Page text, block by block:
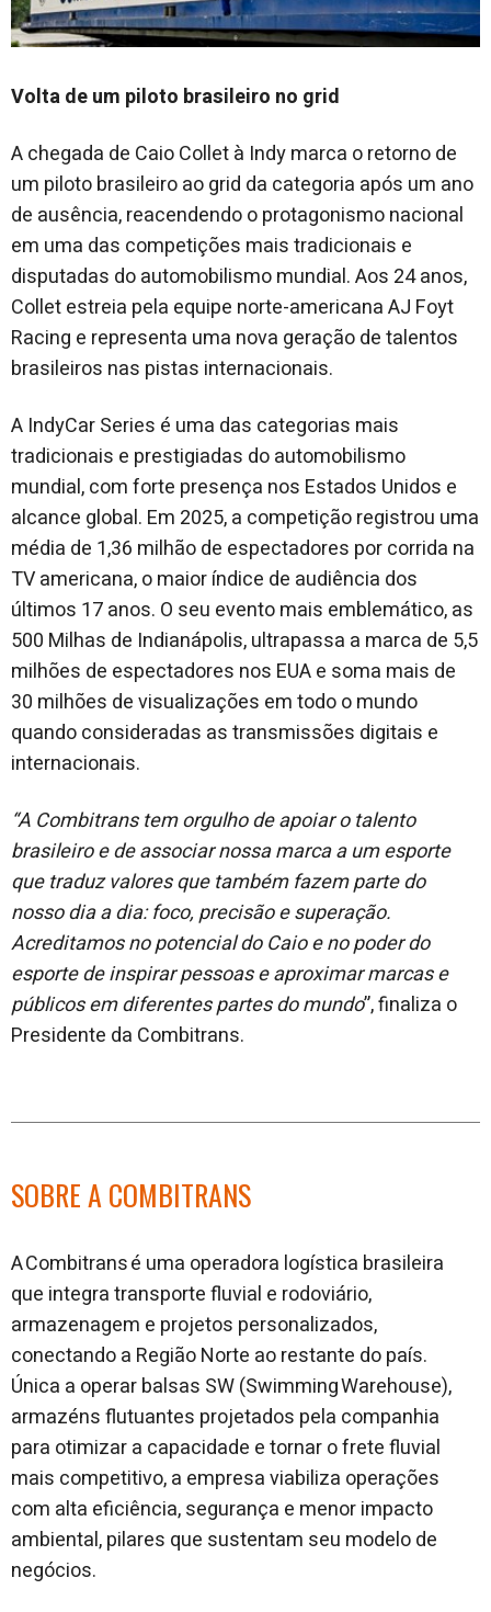
Volta de um piloto brasileiro no grid
A chegada de Caio Collet à Indy marca o retorno de
um piloto brasileiro ao grid da categoria após um ano
de ausência, reacendendo o protagonismo nacional
em uma das competições mais tradicionais e
disputadas do automobilismo mundial. Aos 24 anos,
Collet estreia pela equipe norte-americana AJ Foyt
Racing e representa uma nova geração de talentos
brasileiros nas pistas internacionais.
A IndyCar Series é uma das categorias mais
tradicionais e prestigiadas do automobilismo
mundial, com forte presença nos Estados Unidos e
alcance global. Em 2025, a competição registrou uma
média de 1,36 milhão de espectadores por corrida na
TV americana, o maior índice de audiência dos
últimos 17 anos. O seu evento mais emblemático, as
500 Milhas de Indianápolis, ultrapassa a marca de 5,5
milhões de espectadores nos EUA e soma mais de
30 milhões de visualizações em todo o mundo
quando consideradas as transmissões digitais e
internacionais.
“A Combitrans tem orgulho de apoiar o talento
brasileiro e de associar nossa marca a um esporte
que traduz valores que também fazem parte do
nosso dia a dia: foco, precisão e superação.
Acreditamos no potencial do Caio e no poder do
esporte de inspirar pessoas e aproximar marcas e
públicos em diferentes partes do mundo”, finaliza o
Presidente da Combitrans.
SOBRE A COMBITRANS
A Combitrans é uma operadora logística brasileira
que integra transporte fluvial e rodoviário,
armazenagem e projetos personalizados,
conectando a Região Norte ao restante do país.
Única a operar balsas SW (Swimming Warehouse),
armazéns flutuantes projetados pela companhia
para otimizar a capacidade e tornar o frete fluvial
mais competitivo, a empresa viabiliza operações
com alta eficiência, segurança e menor impacto
ambiental, pilares que sustentam seu modelo de
negócios.